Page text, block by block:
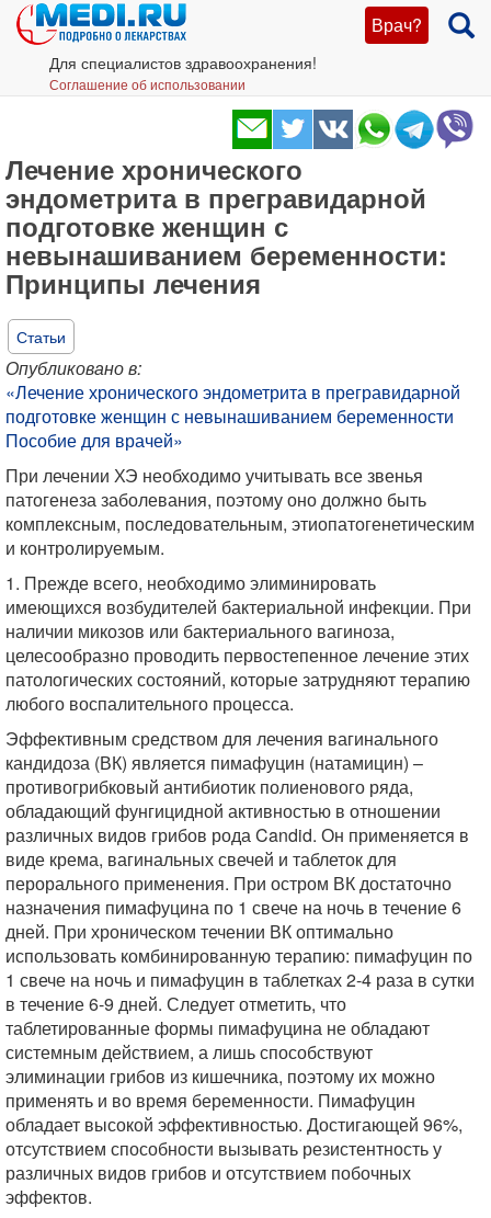
Врач?
Для специалистов здравоохранения!
Соглашение об использовании
Лечение хронического
эндометрита в прегравидарной
подготовке женщин с
невынашиванием беременности:
Принципы лечения
Статьи
Опубликовано в:
«Лечение хронического эндометрита в прегравидарной
подготовке женщин с невынашиванием беременности
Пособие для врачей»
При лечении ХЭ необходимо учитывать все звенья
патогенеза заболевания, поэтому оно должно быть
комплексным, последовательным, этиопатогенетическим
и контролируемым.
1. Прежде всего, необходимо элиминировать
имеющихся возбудителей бактериальной инфекции. При
наличии микозов или бактериального вагиноза,
целесообразно проводить первостепенное лечение этих
патологических состояний, которые затрудняют терапию
любого воспалительного процесса.
Эффективным средством для лечения вагинального
кандидоза (ВК) является пимафуцин (натамицин) –
противогрибковый антибиотик полиенового ряда,
обладающий фунгицидной активностью в отношении
различных видов грибов рода Candid. Он применяется в
виде крема, вагинальных свечей и таблеток для
перорального применения. При остром ВК достаточно
назначения пимафуцина по 1 свече на ночь в течение 6
дней. При хроническом течении ВК оптимально
использовать комбинированную терапию: пимафуцин по
1 свече на ночь и пимафуцин в таблетках 2-4 раза в сутки
в течение 6-9 дней. Следует отметить, что
таблетированные формы пимафуцина не обладают
системным действием, а лишь способствуют
элиминации грибов из кишечника, поэтому их можно
применять и во время беременности. Пимафуцин
обладает высокой эффективностью. Достигающей 96%,
отсутствием способности вызывать резистентность у
различных видов грибов и отсутствием побочных
эффектов.